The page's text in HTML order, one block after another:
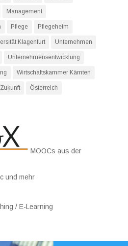
Management
Pflege Pflegeheim
Klagenfurt Unternehmen
Unternehmensentwicklung
Wirtschaftskammer Kärnten
Zukunft Österreich
MOOCs aus der
und mehr
/ E-Learning